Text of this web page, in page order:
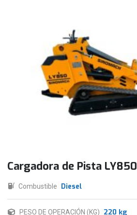
Cargadora de Pista LY850
Combustible Diesel
PESO DE OPERACIÓN (KG) 220 kg